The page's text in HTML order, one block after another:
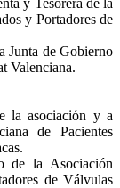
y Portadores de
Junta de Gobierno
Valenciana.
la asociación y a
de Pacientes
de la Asociación
de Válvulas